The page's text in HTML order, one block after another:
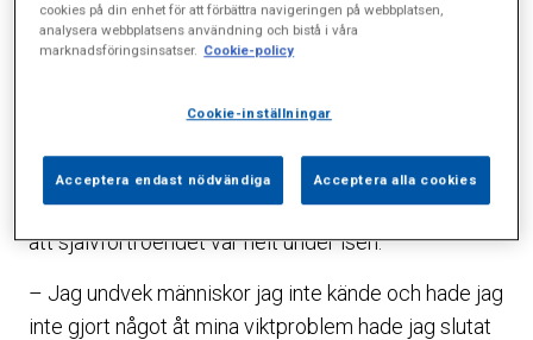
– När vågen närmade sig 120 kilo insåg jag att jag
måste göra något. Jag vände mig till vårdcentralen
varken hade fått diabetes eller hjärtinfarkt. Än.
Vikten var inte det största bekymret då Lena
fortfarande mådde ganska bra rent fysiskt. Värre var
att självförtroendet var helt under isen.
– Jag undvek människor jag inte kände och hade jag
inte gjort något åt mina viktproblem hade jag slutat
cookies på din enhet för att förbättra navigeringen på webbplatsen,
analysera webbplatsens användning och bistå i våra
marknadsföringsinsatser. Cookie-policy
Cookie-inställningar
Acceptera endast nödvändiga Acceptera alla cookies